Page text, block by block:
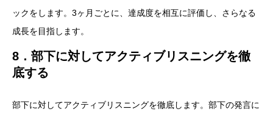
ックをします。3ヶ月ごとに、達成度を相互に評価し、さらなる
成長を目指します。
8．部下に対してアクティブリスニングを徹
底する
部下に対してアクティブリスニングを徹底します。部下の発言に